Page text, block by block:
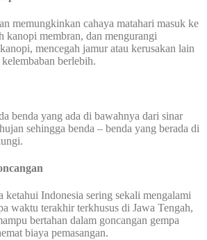
memungkinkan cahaya matahari masuk ke
kanopi membran, dan mengurangi
mencegah jamur atau kerusakan lain
berlebih.
benda yang ada di bawahnya dari sinar
sehingga benda – benda yang berada di
ketahui Indonesia sering sekali mengalami
waktu terakhir terkhusus di Jawa Tengah,
bertahan dalam goncangan gempa
biaya pemasangan.